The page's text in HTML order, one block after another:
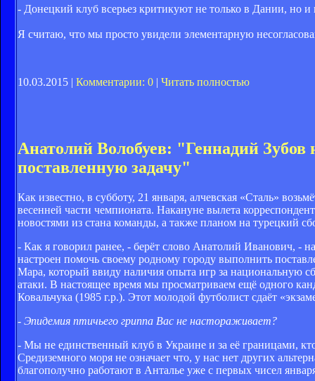
- Донецкий клуб всерьез критикуют не только в Дании, но и
Я считаю, что мы просто увидели элементарную
10.03.2015 | Комментарии: 0 | Читать полностью
Анатолий Волобуев: "Геннадий Зубов
поставленную задачу"
Как известно, в субботу, 21 января, алчевская «Сталь»
весенней части чемпионата. Накануне вылета
новостями из стана команды, а также планом на турецкий
- Как я говорил ранее, - берёт слово Анатолий Иванович,
настроен помочь своему родному городу выполнить
Мара, который ввиду наличия опыта игр за национальную
атаки. В настоящее время мы просматриваем ещё одного
Ковальчука (1985 г.р.). Этот молодой футболист сдаёт
- Эпидемия птичьего гриппа Вас не настораживает?
- Мы не единственный клуб в Украине и за её границами,
Средиземного моря не означает что, у нас нет других
благополучно работают в Анталье уже с первых чисел